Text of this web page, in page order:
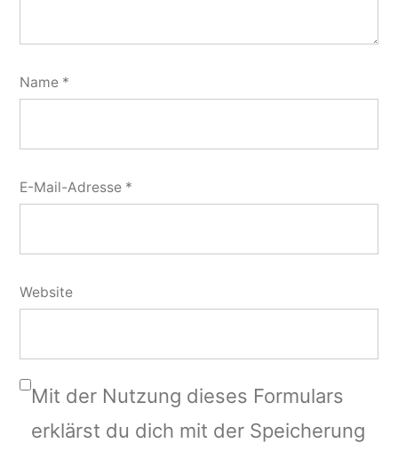
Name *
E-Mail-Adresse *
Website
Mit der Nutzung dieses Formulars
erklärst du dich mit der Speicherung